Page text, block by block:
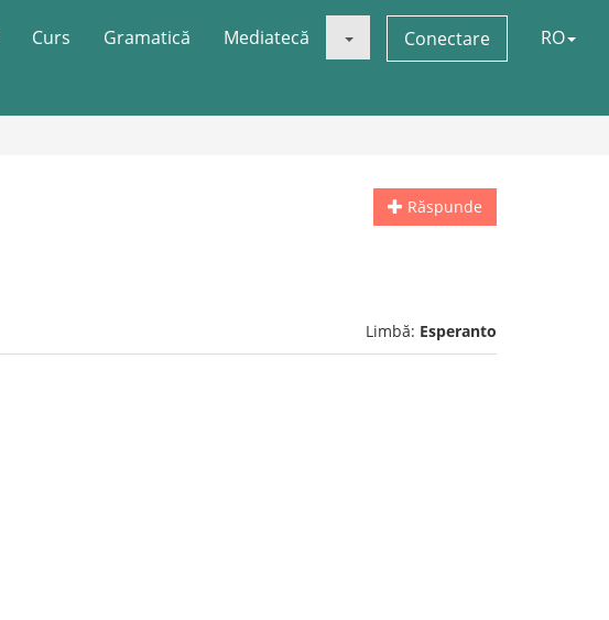
Curs Gramatică Mediatecă Conectare RO
Răspunde
Limbă: Esperanto